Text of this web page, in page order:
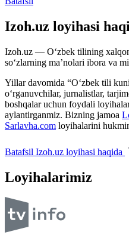
Izoh.uz loyihasi
Izoh.uz — O‘zbek tilining
so‘zlarning ma’nolari ibora va
Yillar davomida “O‘zbek tili
o‘rganuvchilar, jurnalistlar,
boshqalar uchun foydali
aylantirganmiz. Bizning jamoa
Sarlavha.com loyihalarini
Batafsil Izoh.uz loyihasi haqida
Loyihalarimiz